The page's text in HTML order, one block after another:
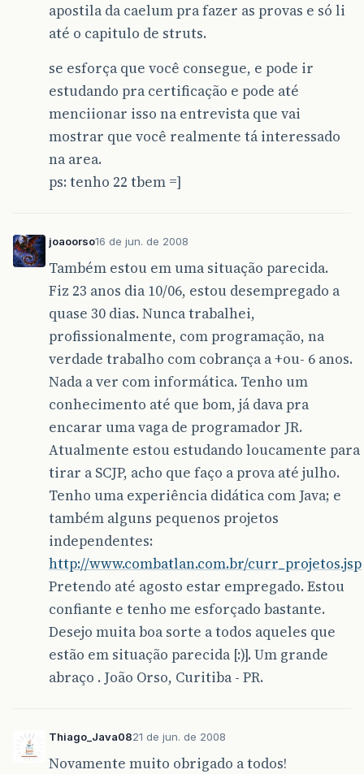
apostila da caelum pra fazer as provas e só li
até o capitulo de struts.
se esforça que você consegue, e pode ir
estudando pra certificação e pode até
menciionar isso na entrevista que vai
mostrar que você realmente tá interessado
na area.
ps: tenho 22 tbem =]
joaoorso16 de jun. de 2008
Também estou em uma situação parecida.
Fiz 23 anos dia 10/06, estou desempregado a
quase 30 dias. Nunca trabalhei,
profissionalmente, com programação, na
verdade trabalho com cobrança a +ou- 6 anos.
Nada a ver com informática. Tenho um
conhecimento até que bom, já dava pra
encarar uma vaga de programador JR.
Atualmente estou estudando loucamente para
tirar a SCJP, acho que faço a prova até julho.
Tenho uma experiência didática com Java; e
também alguns pequenos projetos
independentes:
http://www.combatlan.com.br/curr_projetos.jsp
Pretendo até agosto estar empregado. Estou
confiante e tenho me esforçado bastante.
Desejo muita boa sorte a todos aqueles que
estão em situação parecida [:)]. Um grande
abraço . João Orso, Curitiba - PR.
Thiago_Java0821 de jun. de 2008
Novamente muito obrigado a todos!